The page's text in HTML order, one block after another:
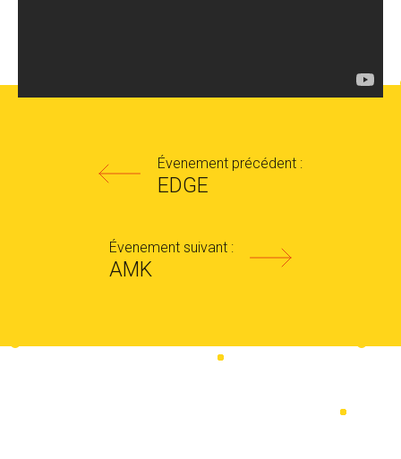
Évenement précédent :
EDGE
Évenement suivant :
AMK